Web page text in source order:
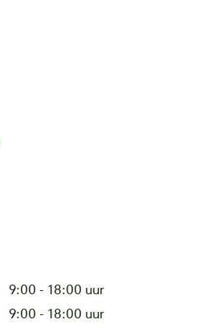
9:00 - 18:00 uur
9:00 - 18:00 uur